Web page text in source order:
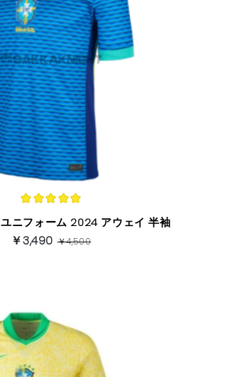
ブラジル代表 ユニフォーム 2024 アウェイ 半袖
￥3,490￥4,500